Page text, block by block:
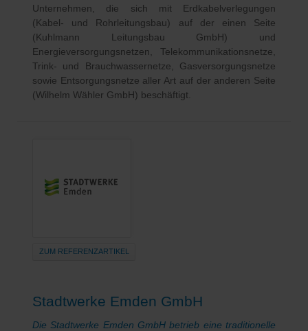
Unternehmen, die sich mit Erdkabelverlegungen
(Kabel- und Rohrleitungsbau) auf der einen Seite
(Kuhlmann Leitungsbau GmbH) und
Energieversorgungsnetzen, Telekommunikationsnetze,
Trink- und Brauchwassernetze, Gasversorgungsnetze
sowie Entsorgungsnetze aller Art auf der anderen Seite
(Wilhelm Wähler GmbH) beschäftigt.
ZUM REFERENZARTIKEL
Stadtwerke Emden GmbH
Die Stadtwerke Emden GmbH betrieb eine traditionelle